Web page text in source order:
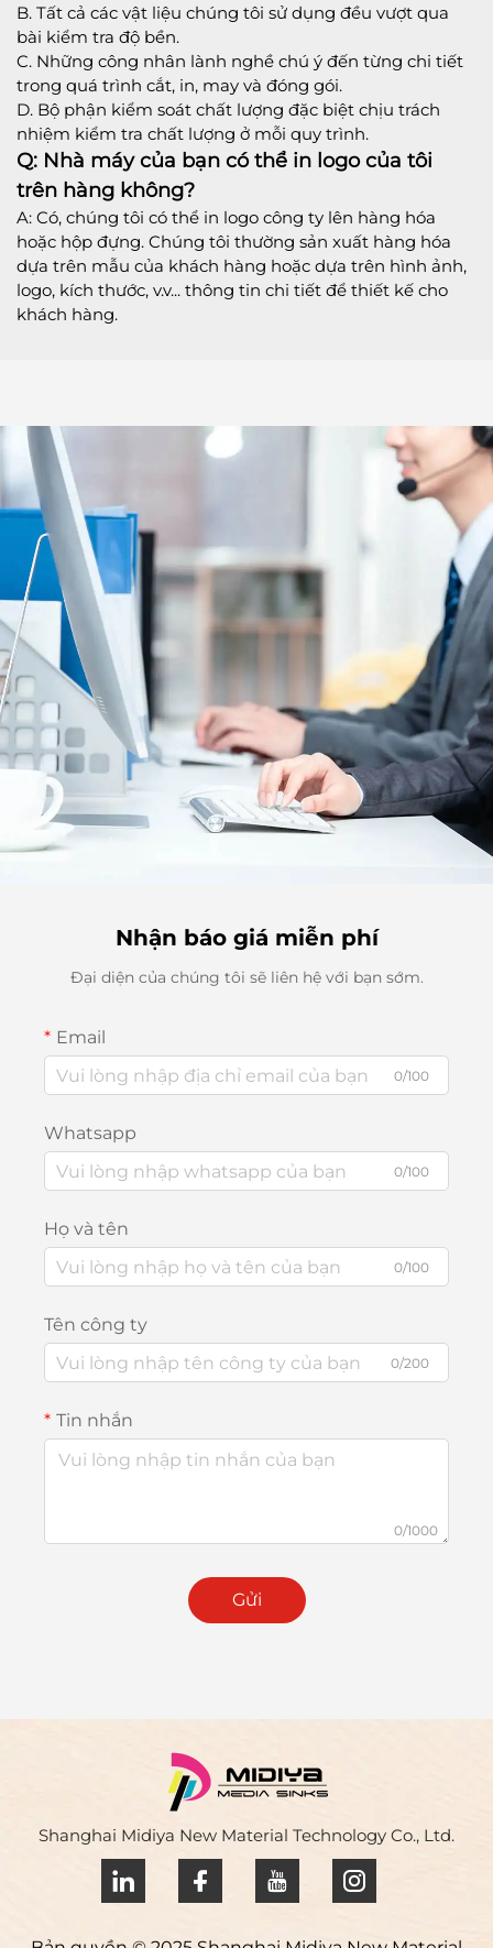
B. Tất cả các vật liệu chúng tôi sử dụng đều vượt qua
bài kiểm tra độ bền.
C. Những công nhân lành nghề chú ý đến từng chi tiết
trong quá trình cắt, in, may và đóng gói.
D. Bộ phận kiểm soát chất lượng đặc biệt chịu trách
nhiệm kiểm tra chất lượng ở mỗi quy trình.
Q: Nhà máy của bạn có thể in logo của tôi
trên hàng không?
A: Có, chúng tôi có thể in logo công ty lên hàng hóa
hoặc hộp đựng. Chúng tôi thường sản xuất hàng hóa
dựa trên mẫu của khách hàng hoặc dựa trên hình ảnh,
logo, kích thước, v.v... thông tin chi tiết để thiết kế cho
khách hàng.
Nhận báo giá miễn phí
Đại diện của chúng tôi sẽ liên hệ với bạn sớm.
Email
0/100
Whatsapp
0/100
Họ và tên
0/100
Tên công ty
0/200
Tin nhắn
0/1000
Gửi
Shanghai Midiya New Material Technology Co., Ltd.